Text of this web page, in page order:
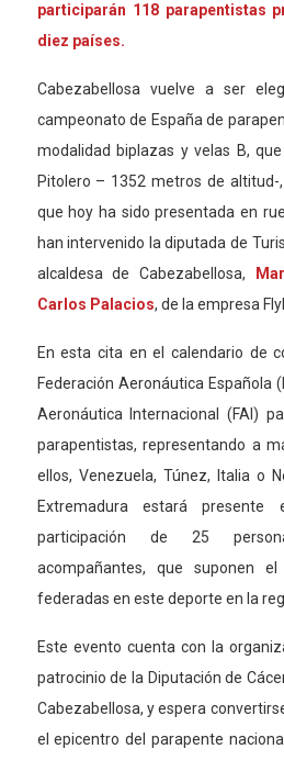
participarán 118 parapentistas
diez países.
Cabezabellosa vuelve a ser
campeonato de España de
modalidad biplazas y velas B,
Pitolero – 1352 metros de altitud-,
que hoy ha sido presentada en
han intervenido la diputada de
alcaldesa de Cabezabellosa,
Mar
Carlos Palacios, de la empresa
En esta cita en el calendario de
Federación Aeronáutica Española
Aeronáutica Internacional (FAI)
parapentistas, representando a
ellos, Venezuela, Túnez, Italia o
Extremadura estará
participación de 25
acompañantes, que suponen
federadas en este deporte en la
Este evento cuenta con la
patrocinio de la Diputación de
Cabezabellosa, y espera
el epicentro del parapente